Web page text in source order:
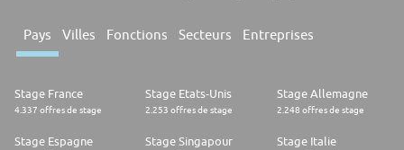
Pays Villes Fonctions Secteurs Entreprises
Stage France
4.337 offres de stage
Stage Etats-Unis
2.253 offres de stage
Stage Allemagne
2.248 offres de stage
Stage Espagne Stage Singapour Stage Italie